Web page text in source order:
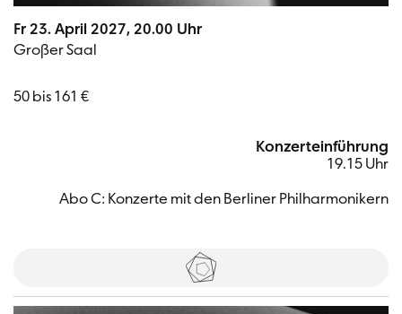
Fr 23. April 2027, 20.00 Uhr
Großer Saal
50 bis 161 €
Konzerteinführung
19.15 Uhr
Abo C: Konzerte mit den Berliner Philharmonikern
Tickets